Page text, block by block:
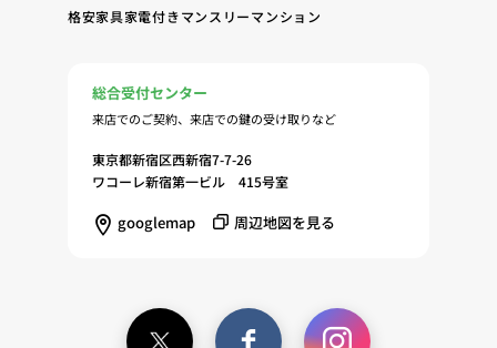
格安家具家電付きマンスリーマンション
総合受付センター
来店でのご契約、来店での鍵の受け取りなど
東京都新宿区西新宿7-7-26
ワコーレ新宿第一ビル 415号室
googlemap 周辺地図を見る